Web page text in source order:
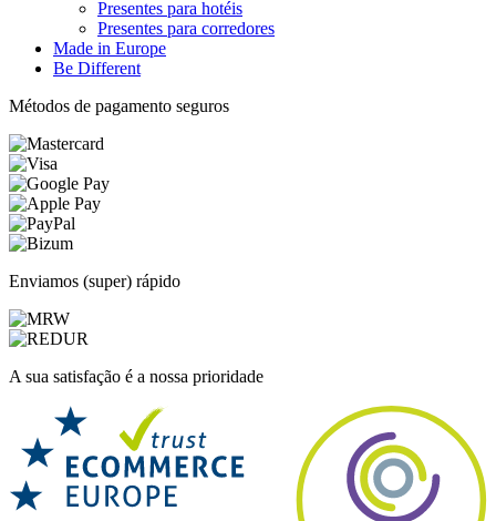
Presentes para hotéis
Presentes para corredores
Made in Europe
Be Different
Métodos de pagamento seguros
Enviamos (super) rápido
A sua satisfação é a nossa prioridade